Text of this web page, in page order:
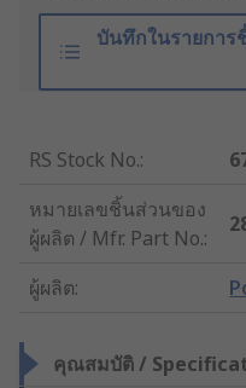
บันทึกในรายกา
RS Stock No.:
หมายเลขชิ้นส่วนของ
ผู้ผลิต / Mfr. Part No.:
ผู้ผลิต:
คุณสมบัติ /